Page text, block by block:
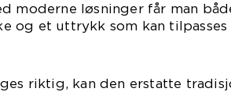
moderne løsninger får man
og et uttrykk som kan tilpasses
riktig, kan den erstatte